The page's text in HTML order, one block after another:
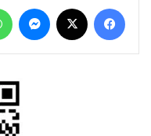
فيسبوك